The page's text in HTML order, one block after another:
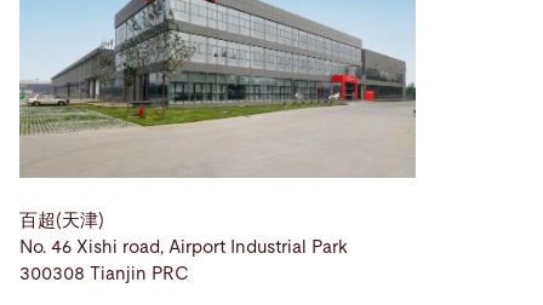
百超(天津)
No. 46 Xishi road, Airport Industrial Park
300308 Tianjin PRC